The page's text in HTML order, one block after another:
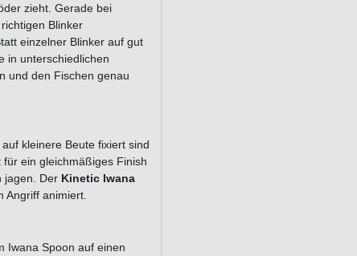
zieht. Gerade bei
Blinker
einzelner Blinker auf gut
in unterschiedlichen
und den Fischen genau
kleinere Beute fixiert sind
ein gleichmäßiges Finish
jagen. Der Kinetic Iwana
Angriff animiert.
Iwana Spoon auf einen